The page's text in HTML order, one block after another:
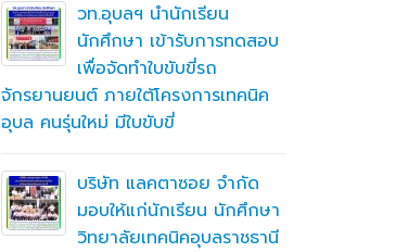
วท.อุบลฯ นำนักเรียน
นักศึกษา เข้ารับการทดสอบ
เพื่อจัดทำใบขับขี่รถ
จักรยานยนต์ ภายใต้โครงการเทคนิค
อุบล คนรุ่นใหม่ มีใบขับขี่
บริษัท แลคตาซอย จำกัด
มอบให้แก่นักเรียน นักศึกษา
วิทยาลัยเทคนิคอุบลราชธานี